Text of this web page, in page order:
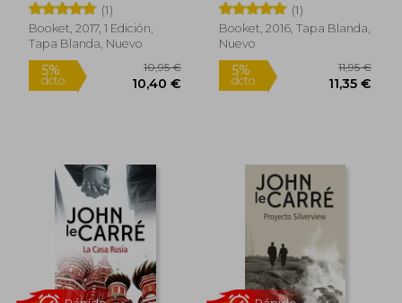
(1)
Booket, 2017, 1 Edición,
Tapa Blanda, Nuevo
Rápido
(1)
Booket, 2016, Tapa Blanda,
Nuevo
Rápido